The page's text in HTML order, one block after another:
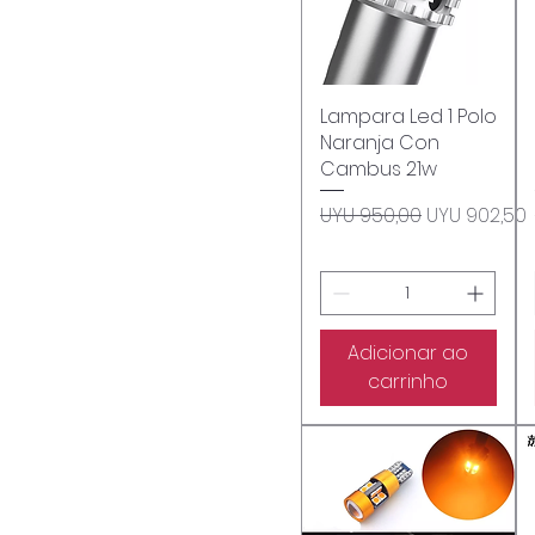
Visualização rápida
Lampara Led 1 Polo
Naranja Con
Cambus 21w
Preço normal
UYU 950,00 Preço
UYU 902,50
Adicionar ao
carrinho